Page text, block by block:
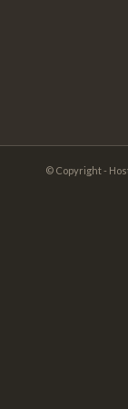
© Copyright -